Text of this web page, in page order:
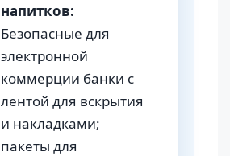
напитков:
Безопасные для
электронной
коммерции банки с
лентой для вскрытия
и накладками;
пакеты для